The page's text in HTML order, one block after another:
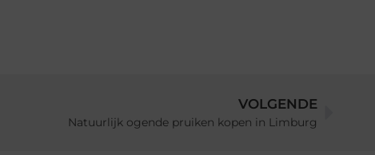
VOLGENDE
Natuurlijk ogende pruiken kopen in Limburg